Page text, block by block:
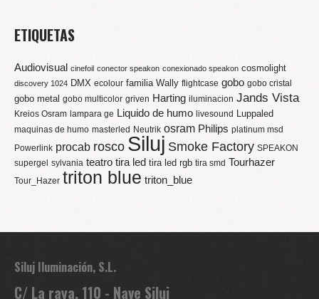
ETIQUETAS
Audiovisual cinefoil conector speakon conexionado speakon cosmolight
discovery 1024 DMX ecolour familia Wally flightcase gobo gobo cristal
gobo metal gobo multicolor griven Harting iluminacion Jands Vista
Kreios Osram lampara ge Liquido de humo livesound Luppaled
maquinas de humo masterled Neutrik osram Philips platinum msd
Powerlink procab rosco Siluj Smoke Factory SPEAKON
supergel sylvania teatro tira led tira led rgb tira smd Tourhazer
Tour_Hazer triton blue triton_blue
Siluj Iluminación, S.L.
C/ La raya, 110 - Nave Siluj